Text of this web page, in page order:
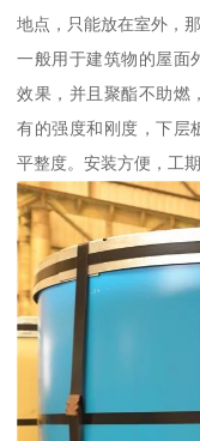
地点，只能放在室外，
一般用于建筑物的屋面
效果，并且聚酯不助燃
有的强度和刚度，下层
平整度。安装方便，工